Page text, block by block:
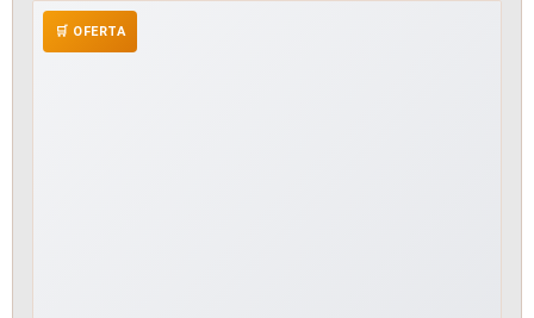
🛒 OFERTA